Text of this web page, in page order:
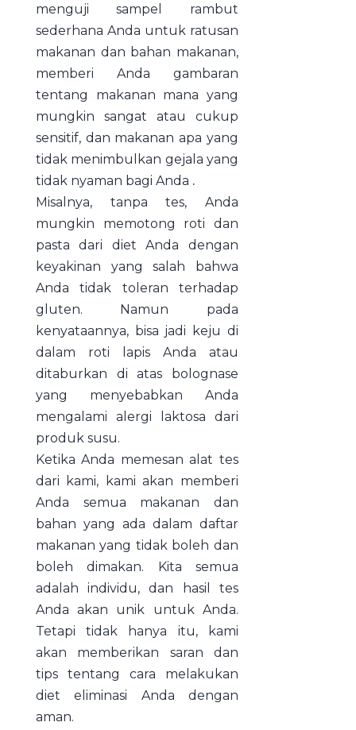
menguji sampel rambut
sederhana Anda untuk ratusan
makanan dan bahan makanan,
memberi Anda gambaran
tentang makanan mana yang
mungkin sangat atau cukup
sensitif, dan makanan apa yang
tidak menimbulkan gejala yang
tidak nyaman bagi Anda .
Misalnya, tanpa tes, Anda
mungkin memotong roti dan
pasta dari diet Anda dengan
keyakinan yang salah bahwa
Anda tidak toleran terhadap
gluten. Namun pada
kenyataannya, bisa jadi keju di
dalam roti lapis Anda atau
ditaburkan di atas bolognase
yang menyebabkan Anda
mengalami alergi laktosa dari
produk susu.
Ketika Anda memesan alat tes
dari kami, kami akan memberi
Anda semua makanan dan
bahan yang ada dalam daftar
makanan yang tidak boleh dan
boleh dimakan. Kita semua
adalah individu, dan hasil tes
Anda akan unik untuk Anda.
Tetapi tidak hanya itu, kami
akan memberikan saran dan
tips tentang cara melakukan
diet eliminasi Anda dengan
aman.